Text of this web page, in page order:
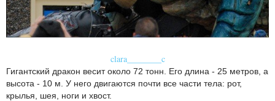
clara________c
Гигантский дракон весит около 72 тонн. Его длина - 25 метров, а
высота - 10 м. У него двигаются почти все части тела: рот,
крылья, шея, ноги и хвост.